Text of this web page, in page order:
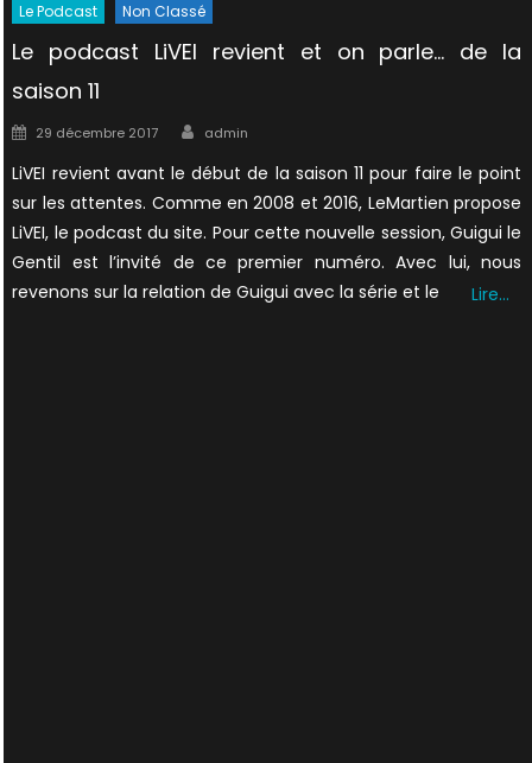
Le Podcast Non Classé
Le podcast LiVEI revient et on parle… de la
saison 11
Posted
29 décembre 2017 Author
admin
LiVEI revient avant le début de la saison 11 pour faire le point
sur les attentes. Comme en 2008 et 2016, LeMartien propose
LiVEI, le podcast du site. Pour cette nouvelle session, Guigui le
Gentil est l’invité de ce premier numéro. Avec lui, nous
revenons sur la relation de Guigui avec la série et le
Lire…